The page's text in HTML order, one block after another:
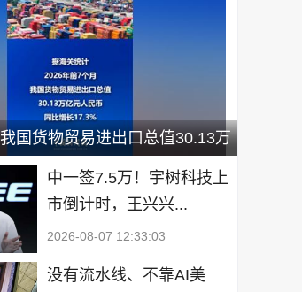
国货物贸易进出口总值30.13万
中一签7.5万！宇树科技上
市倒计时，王兴兴...
2026-08-07 12:33:03
没有流水线、不靠AI美